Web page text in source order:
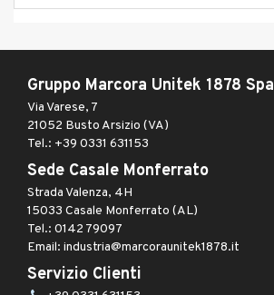
Gruppo Marcora Unitek 1878 Spa
Via Varese, 7
21052 Busto Arsizio (VA)
Tel.: +39 0331 631153
Sede Casale Monferrato
Strada Valenza, 4H
15033 Casale Monferrato (AL)
Tel.: 0142 79097
Email: industria@marcoraunitek1878.it
Servizio Clienti